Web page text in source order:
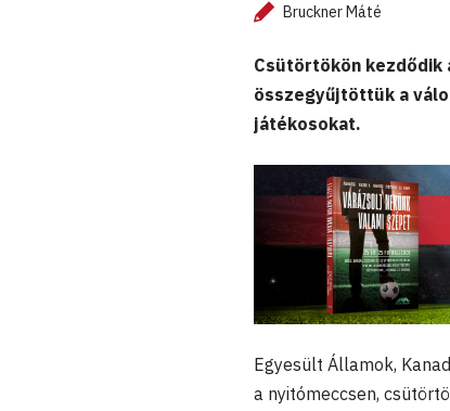
Bruckner Máté
Csütörtökön kezdődik
összegyűjtöttük a
játékosokat.
Egyesült Államok,
a nyitómeccsen,